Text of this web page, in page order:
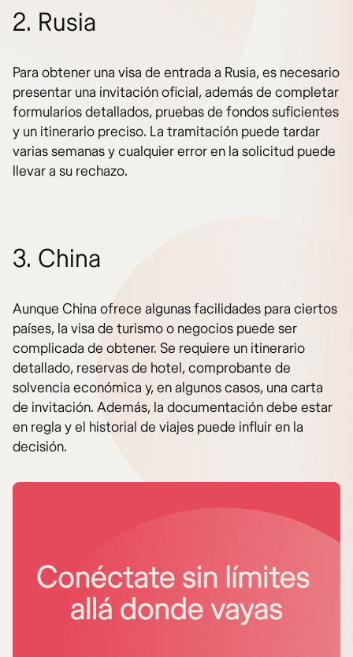
2. Rusia
Para obtener una visa de entrada a Rusia, es necesario
presentar una invitación oficial, además de completar
formularios detallados, pruebas de fondos suficientes
y un itinerario preciso. La tramitación puede tardar
varias semanas y cualquier error en la solicitud puede
llevar a su rechazo.
3. China
Aunque China ofrece algunas facilidades para ciertos
países, la visa de turismo o negocios puede ser
complicada de obtener. Se requiere un itinerario
detallado, reservas de hotel, comprobante de
solvencia económica y, en algunos casos, una carta
de invitación. Además, la documentación debe estar
en regla y el historial de viajes puede influir en la
decisión.